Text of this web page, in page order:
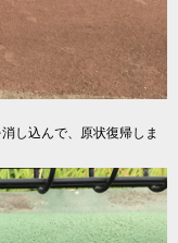
し込んで、原状復帰しま